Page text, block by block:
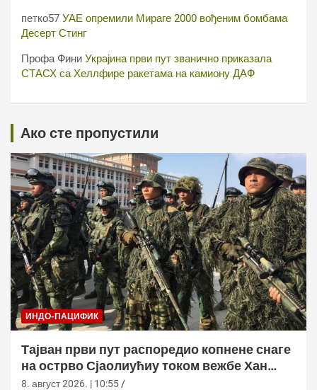
петко57 УАЕ опремили Мираге 2000 вођеним бомбама
Десерт Стинг
Профа Фини Украјина први пут званично приказала
СТАСХ са Хеллфире ракетама на камиону ДАФ
Ако сте пропустили
ИНДО-ПАЦИФИК
Тајван први пут распоредио копнене снаге
на острво Сјаолиућиу током вежбе Хан
Куанг 42
8. август 2026. | 10:55